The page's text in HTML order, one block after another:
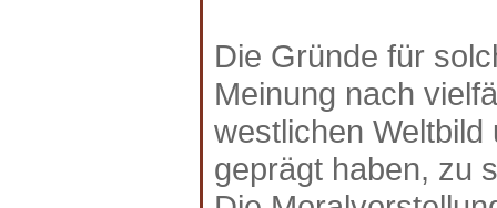
Die Gründe für
Meinung nach
westlichen
geprägt haben, zu